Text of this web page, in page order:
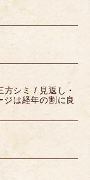
シミ / 見返し・
は経年の割に良